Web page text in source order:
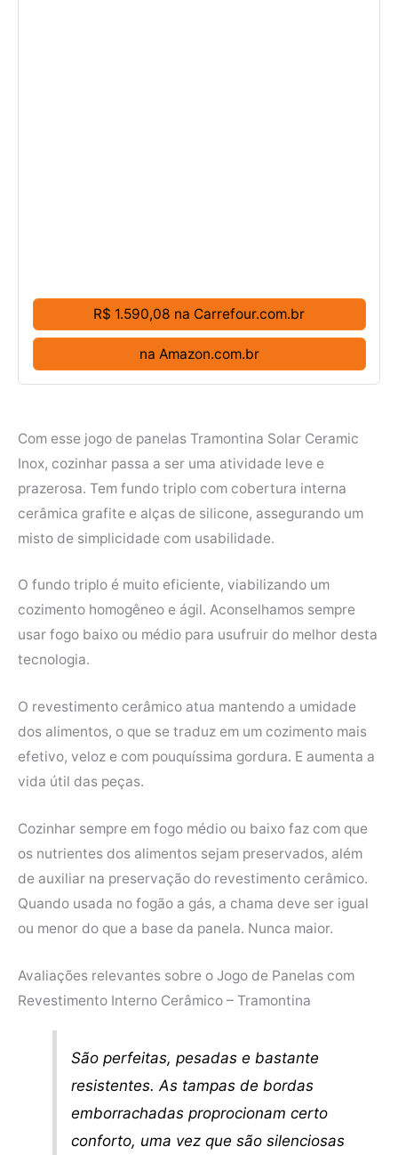
R$ 1.590,08 na Carrefour.com.br
na Amazon.com.br
Com esse jogo de panelas Tramontina Solar Ceramic
Inox, cozinhar passa a ser uma atividade leve e
prazerosa. Tem fundo triplo com cobertura interna
cerâmica grafite e alças de silicone, assegurando um
misto de simplicidade com usabilidade.
O fundo triplo é muito eficiente, viabilizando um
cozimento homogêneo e ágil. Aconselhamos sempre
usar fogo baixo ou médio para usufruir do melhor desta
tecnologia.
O revestimento cerâmico atua mantendo a umidade
dos alimentos, o que se traduz em um cozimento mais
efetivo, veloz e com pouquíssima gordura. E aumenta a
vida útil das peças.
Cozinhar sempre em fogo médio ou baixo faz com que
os nutrientes dos alimentos sejam preservados, além
de auxiliar na preservação do revestimento cerâmico.
Quando usada no fogão a gás, a chama deve ser igual
ou menor do que a base da panela. Nunca maior.
Avaliações relevantes sobre o Jogo de Panelas com
Revestimento Interno Cerâmico – Tramontina
São perfeitas, pesadas e bastante
resistentes. As tampas de bordas
emborrachadas proprocionam certo
conforto, uma vez que são silenciosas